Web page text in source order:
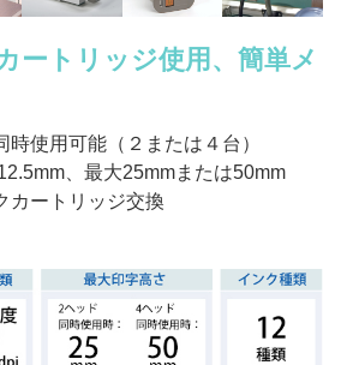
ートリッジ使用、簡単メ
時使用可能（２または４台）
、最大25mmまたは50mm
カートリッジ交換